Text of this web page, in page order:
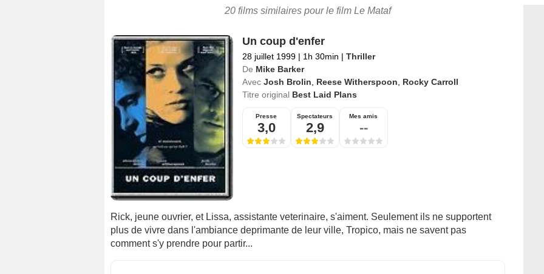
20 films similaires pour le film Le Mataf
Un coup d'enfer
28 juillet 1999 | 1h 30min | Thriller
De Mike Barker
Avec Josh Brolin Reese Witherspoon
Rocky Carroll
Titre original Best Laid Plans
Presse
3,0
Spectateurs
2,9
Mes amis
--
Rick, jeune ouvrier, et Lissa, assistante veterinaire, s'aiment. Seulement ils ne supportent
plus de vivre dans l'ambiance deprimante de leur ville, Tropico, mais ne savent pas
comment s'y prendre pour partir...